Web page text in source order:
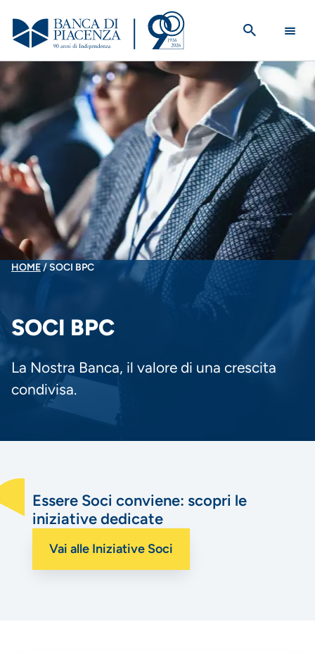
contenuto
principale
BRICIOLE
PANE
HOME SOCI BPC
SOCI BPC
La Nostra Banca, il valore di una crescita
condivisa.
Essere Soci conviene: scopri le
iniziative dedicate
Vai alle Iniziative Soci